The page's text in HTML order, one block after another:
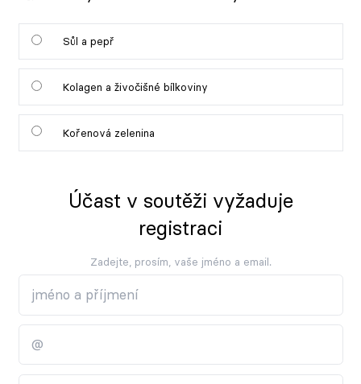
Sůl a pepř
Kolagen a živočišné bílkoviny
Kořenová zelenina
Účast v soutěži vyžaduje
registraci
Zadejte, prosím, vaše jméno a email.